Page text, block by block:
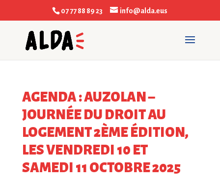
07 77 88 89 23 info@alda.eus
AGENDA : AUZOLAN –
JOURNÉE DU DROIT AU
LOGEMENT 2ÈME ÉDITION,
LES VENDREDI 10 ET
SAMEDI 11 OCTOBRE 2025